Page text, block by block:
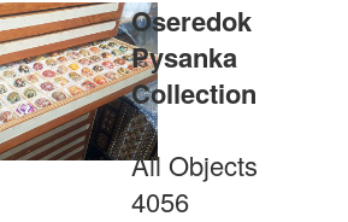
Oseredok
Pysanka
Collection
All Objects
4056